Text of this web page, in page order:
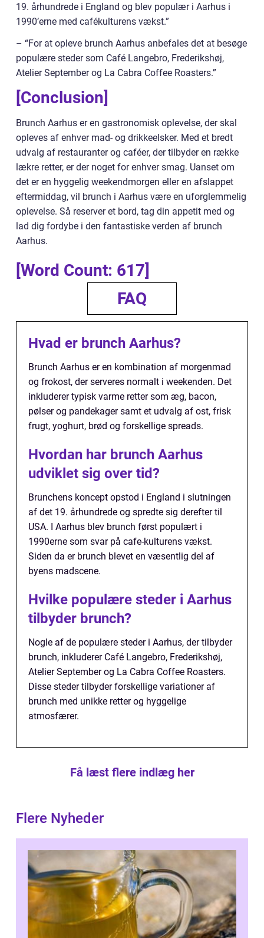
19. århundrede i England og blev populær i Aarhus i
1990’erne med cafékulturens vækst.”
– “For at opleve brunch Aarhus anbefales det at besøge
populære steder som Café Langebro, Frederikshøj,
Atelier September og La Cabra Coffee Roasters.”
[Conclusion]
Brunch Aarhus er en gastronomisk oplevelse, der skal
opleves af enhver mad- og drikkeelsker. Med et bredt
udvalg af restauranter og caféer, der tilbyder en række
lækre retter, er der noget for enhver smag. Uanset om
det er en hyggelig weekendmorgen eller en afslappet
eftermiddag, vil brunch i Aarhus være en uforglemmelig
oplevelse. Så reserver et bord, tag din appetit med og
lad dig fordybe i den fantastiske verden af brunch
Aarhus.
[Word Count: 617]
FAQ
Hvad er brunch Aarhus?
Brunch Aarhus er en kombination af morgenmad
og frokost, der serveres normalt i weekenden. Det
inkluderer typisk varme retter som æg, bacon,
pølser og pandekager samt et udvalg af ost, frisk
frugt, yoghurt, brød og forskellige spreads.
Hvordan har brunch Aarhus
udviklet sig over tid?
Brunchens koncept opstod i England i slutningen
af det 19. århundrede og spredte sig derefter til
USA. I Aarhus blev brunch først populært i
1990erne som svar på cafe-kulturens vækst.
Siden da er brunch blevet en væsentlig del af
byens madscene.
Hvilke populære steder i Aarhus
tilbyder brunch?
Nogle af de populære steder i Aarhus, der tilbyder
brunch, inkluderer Café Langebro, Frederikshøj,
Atelier September og La Cabra Coffee Roasters.
Disse steder tilbyder forskellige variationer af
brunch med unikke retter og hyggelige
atmosfærer.
Få læst flere indlæg her
Flere Nyheder